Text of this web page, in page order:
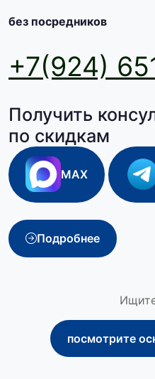
без посредников
+7(924)
Получить
по скидкам
MAX
Подробнее
посмотрите